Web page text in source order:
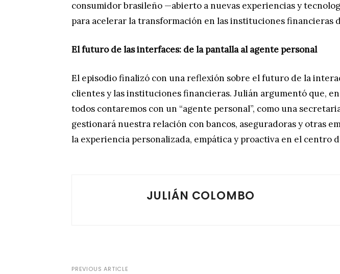
consumidor brasileño —abierto a nuevas experiencias y
para acelerar la transformación en las instituciones financieras
El futuro de las interfaces: de la pantalla al agente personal
El episodio finalizó con una reflexión sobre el futuro de la
clientes y las instituciones financieras. Julián argumentó que,
todos contaremos con un “agente personal”, como una
gestionará nuestra relación con bancos, aseguradoras y otras
la experiencia personalizada, empática y proactiva en el centro
JULIÁN COLOMBO
PREVIOUS ARTICLE